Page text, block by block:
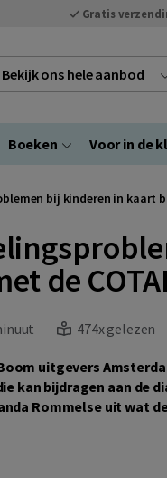
Gratis
Bekijk ons hele aanbod
Boeken Voor in de
bij kinderen in kaart
de
474x gelezen
uitgevers
kan bijdragen aan de
Rommelse uit wat de